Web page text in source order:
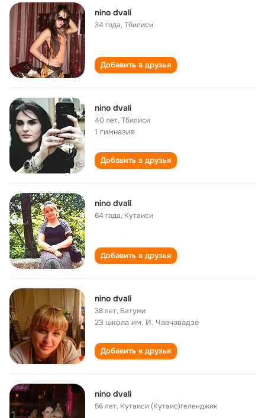
nino dvali
34 года,Тбилиси
Добавить в друзья
nino dvali
40 лет,Тбилиси
1 гимназия
Добавить в друзья
nino dvali
64 года, Кутаиси
Добавить в друзья
nino dvali
38 лет, Батуми
23 школа им. И. Чавчавадзе
Добавить в друзья
nino dvali
56 лет, Кутаиси (Кутаис)геленджик